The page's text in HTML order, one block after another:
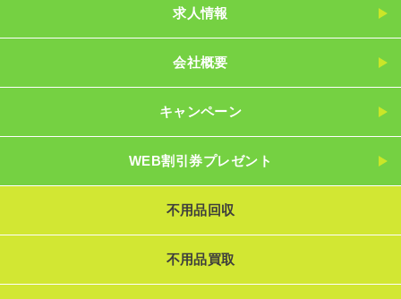
求人情報
会社概要
キャンペーン
WEB割引券プレゼント
不用品回収
不用品買取